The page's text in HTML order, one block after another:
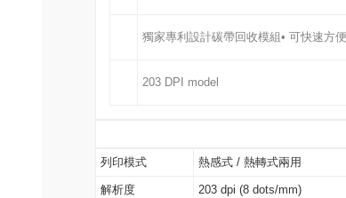
獨家專利設計碳帶回收模組• 可快速方
203 DPI model
列印模式 熱感式 / 熱轉式兩用
解析度 203 dpi (8 dots/mm)